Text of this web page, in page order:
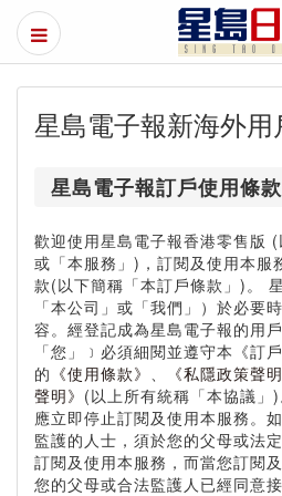
星島電子報新海外用
星島電子報訂戶使用條款
歡迎使用星島電子報香港零售版 (
或「本服務」)，訂閱及使用本服
款(以下簡稱「本訂戶條款」)。
「本公司」或「我們」）於必要
容。經登記成為星島電子報的用
「您」﹞必須細閱並遵守本《訂
的 《使用條款》 、 《私隱政策聲明
聲明》 (以上所有統稱「本協議」
應立即停止訂閱及使用本服務。
監護的人士，須於您的父母或法
訂閱及使用本服務，而當您訂閱
您的父母或合法監護人已經同意